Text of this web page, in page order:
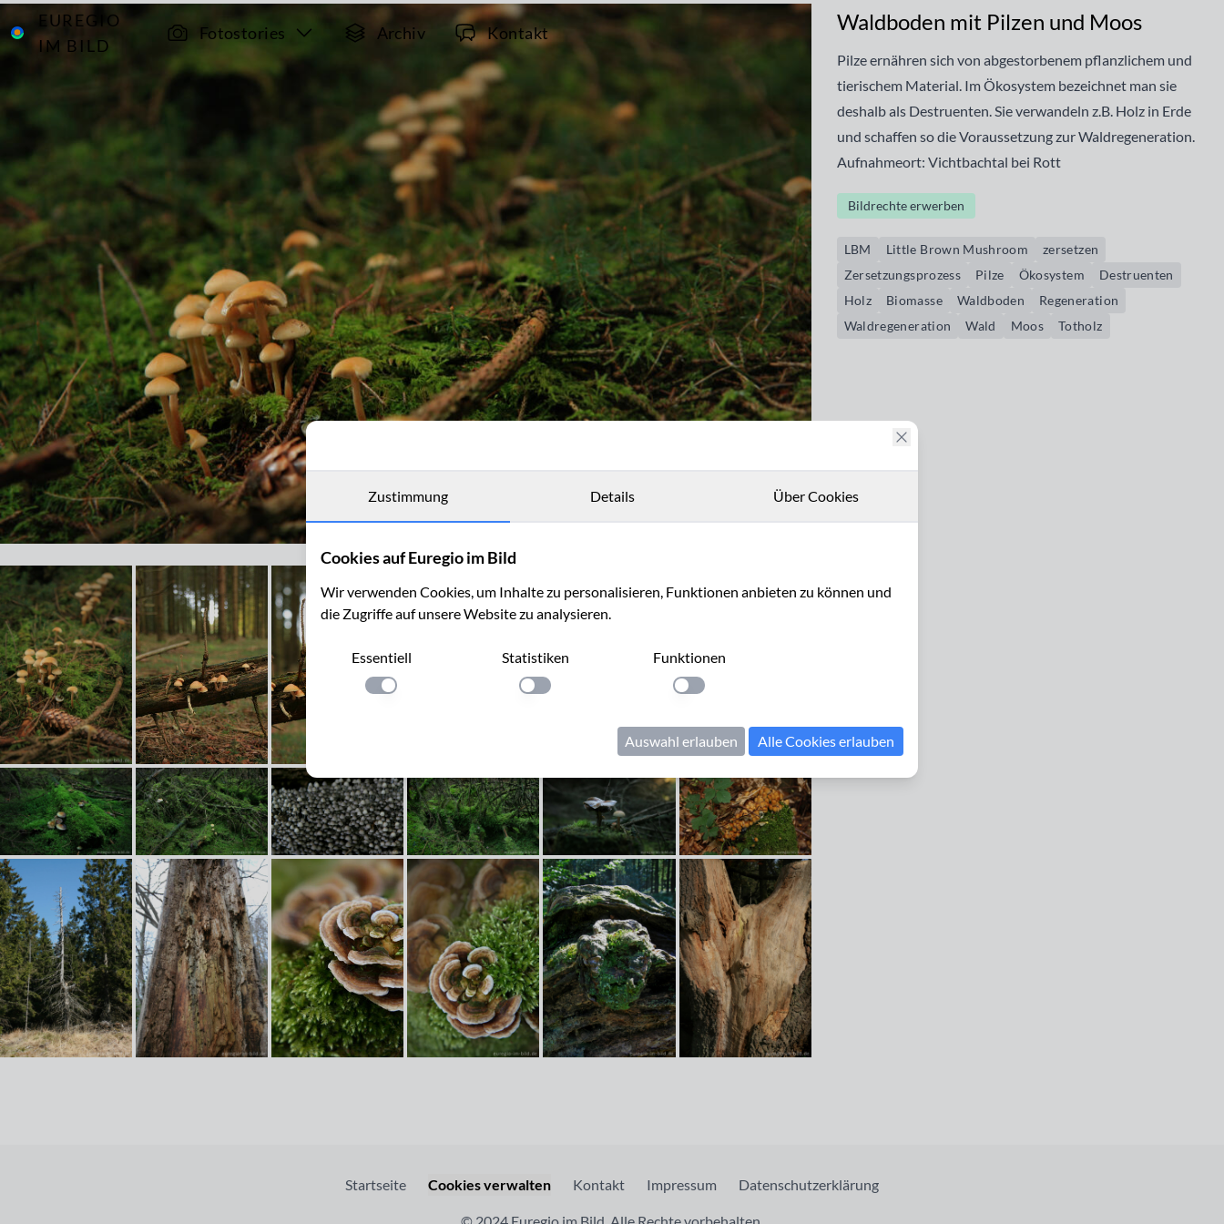
EUREGIO
IM BILD
Fotostories Archiv Kontakt
Archiv Waldboden mit Pilzen und Moos
Pilze ernähren sich von abgestorbenem pflanzlichem und
tierischem Material. Im Ökosystem bezeichnet man sie
deshalb als Destruenten. Sie verwandeln z.B. Holz in Erde
und schaffen so die Voraussetzung zur Waldregeneration.
Aufnahmeort: Vichtbachtal bei Rott
Bildrechte erwerben
LBM Little Brown Mushroom
zersetzen
Zersetzungsprozess
Pilze Ökosystem
Destruenten
Holz
Biomasse Waldboden
Regeneration
Waldregeneration
Wald Moos Totholz
Startseite Cookies verwalten Kontakt Impressum Datenschutzerklärung
Zustimmung Details Über Cookies
Cookies auf Euregio im Bild
Wir verwenden Cookies, um Inhalte zu personalisieren, Funktionen anbieten zu können und
die Zugriffe auf unsere Website zu analysieren.
Essentiell
Einstellung anwenden
Statistiken
Einstellung anwenden
Funktionen
Einstellung anwenden
Auswahl erlauben Alle Cookies erlauben